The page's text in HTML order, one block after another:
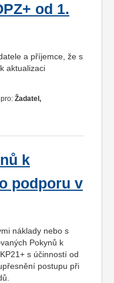
od 1.
a příjemce, že s
aktualizaci
Žadatel,
k
podporu v
náklady nebo s
Pokynů k
s účinností od
postupu při